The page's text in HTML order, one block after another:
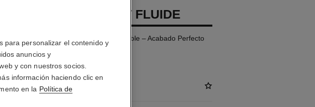
ULTRA LE TEINT FLUIDE
Larga Duración – Ultraconfortable – Acabado Perfecto
Ref. 146316
para personalizar el contenido y
anuncios y
y con nuestros socios.
información haciendo clic en
en la Política de